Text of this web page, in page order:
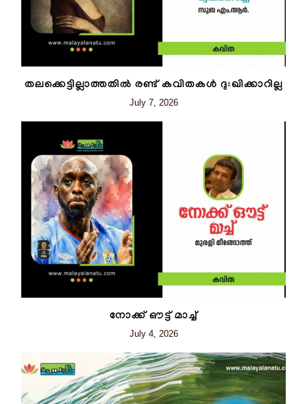
തലക്കെട്ടില്ലാത്തതിൽ രണ്ട് കവിതകൾ ദുഃഖിക്കാറില്ല
July 7, 2026
നോക്ക് ഔട്ട് മാച്ച്
July 4, 2026